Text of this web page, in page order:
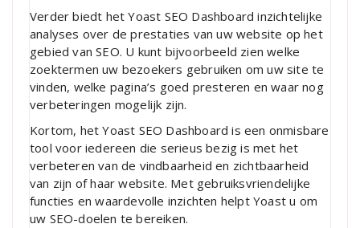
Verder biedt het Yoast SEO Dashboard inzichtelijke
analyses over de prestaties van uw website op het
gebied van SEO. U kunt bijvoorbeeld zien welke
zoektermen uw bezoekers gebruiken om uw site te
vinden, welke pagina’s goed presteren en waar nog
verbeteringen mogelijk zijn.
Kortom, het Yoast SEO Dashboard is een onmisbare
tool voor iedereen die serieus bezig is met het
verbeteren van de vindbaarheid en zichtbaarheid
van zijn of haar website. Met gebruiksvriendelijke
functies en waardevolle inzichten helpt Yoast u om
uw SEO-doelen te bereiken.